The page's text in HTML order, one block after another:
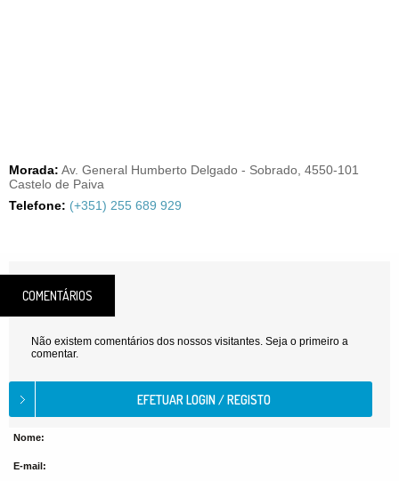
Morada: Av. General Humberto Delgado - Sobrado, 4550-101
Castelo de Paiva
Telefone: (+351) 255 689 929
COMENTÁRIOS
Não existem comentários dos nossos visitantes. Seja o primeiro a
comentar.
Nome:
E-mail: